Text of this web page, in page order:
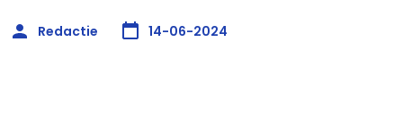
Redactie 14-06-2024